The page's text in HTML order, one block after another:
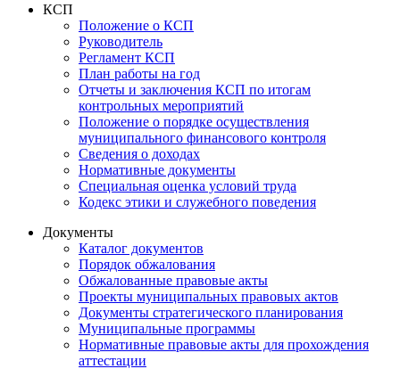
КСП
Положение о КСП
Руководитель
Регламент КСП
План работы на год
Отчеты и заключения КСП по итогам
контрольных мероприятий
Положение о порядке осуществления
муниципального финансового контроля
Сведения о доходах
Нормативные документы
Специальная оценка условий труда
Кодекс этики и служебного поведения
Документы
Каталог документов
Порядок обжалования
Обжалованные правовые акты
Проекты муниципальных правовых актов
Документы стратегического планирования
Муниципальные программы
Нормативные правовые акты для прохождения
аттестации